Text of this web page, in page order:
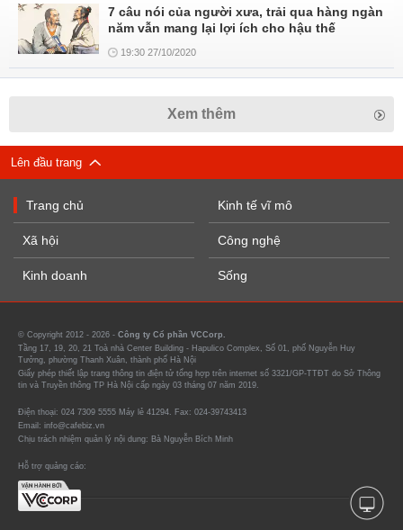
7 câu nói của người xưa, trải qua hàng ngàn
năm vẫn mang lại lợi ích cho hậu thế
19:30 27/10/2020
Xem thêm
Lên đầu trang
Trang chủ
Xã hội
Kinh doanh
Kinh tế vĩ mô
Công nghệ
Sống
© Copyright 2012 - 2026 - Công ty Cổ phần VCCorp.
Tầng 17, 19, 20, 21 Toà nhà Center Building - Hapulico Complex, Số 01, phố Nguyễn Huy
Tưởng, phường Thanh Xuân, thành phố Hà Nội
Giấy phép thiết lập trang thông tin điện tử tổng hợp trên internet số 3321/GP-TTĐT do Sở Thông
tin và Truyền thông TP Hà Nội cấp ngày 03 tháng 07 năm 2019.
Điện thoại: 024 7309 5555 Máy lẻ 41294. Fax: 024-39743413
Email: info@cafebiz.vn
Chịu trách nhiệm quản lý nội dung: Bà Nguyễn Bích Minh
Hỗ trợ quảng cáo: